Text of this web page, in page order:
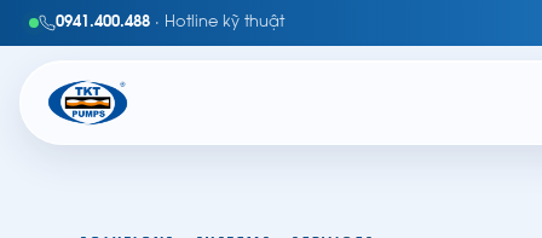
0941.400.488 · Hotline kỹ thuật